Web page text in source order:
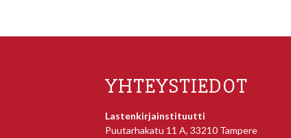
YHTEYSTIEDOT
Lastenkirjainstituutti
Puutarhakatu 11 A, 33210 Tampere